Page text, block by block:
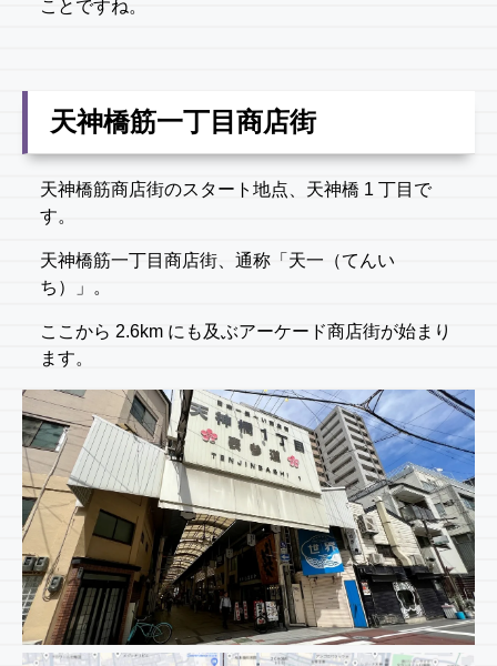
ことですね。
天神橋筋一丁目商店街
天神橋筋商店街のスタート地点、天神橋 1 丁目で
す。
天神橋筋一丁目商店街、通称「天一（てんい
ち）」。
ここから 2.6km にも及ぶアーケード商店街が始まり
ます。